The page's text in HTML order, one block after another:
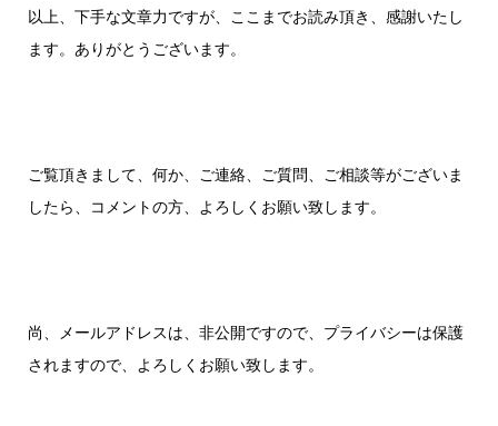
以上、下手な文章力ですが、ここまでお読み頂き、感謝いたし
ます。ありがとうございます。
ご覧頂きまして、何か、ご連絡、ご質問、ご相談等がございま
したら、コメントの方、よろしくお願い致します。
尚、メールアドレスは、非公開ですので、プライバシーは保護
されますので、よろしくお願い致します。